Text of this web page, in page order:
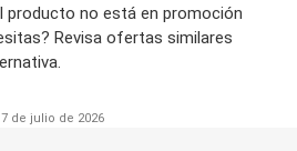
producto no está en promoción
Revisa ofertas similares
de julio de 2026